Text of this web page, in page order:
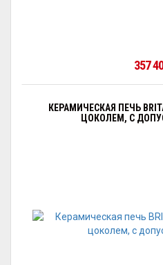
357
КЕРАМИЧЕСКАЯ ПЕЧЬ
ЦОКОЛЕМ, С